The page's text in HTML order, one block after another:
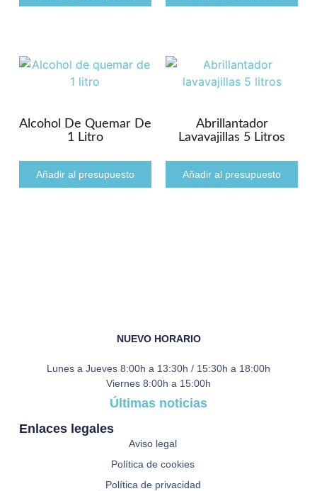
Alcohol De Quemar De
1 Litro
Añadir al presupuesto
Abrillantador
Lavavajillas 5 Litros
Añadir al presupuesto
NUEVO HORARIO
Lunes a Jueves 8:00h a 13:30h / 15:30h a 18:00h
Viernes 8:00h a 15:00h
Últimas noticias
Enlaces legales
Aviso legal
Política de cookies
Política de privacidad